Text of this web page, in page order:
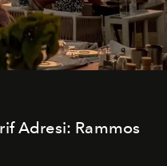
Adresi: Rammos